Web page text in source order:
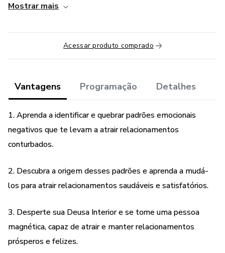
e próspero?
Você quer saber como deixar de lado todas as suas
você?
Então…Eu sei, você está realmente cansada de sair para
Cansada de ter que fazer joguinhos, se arrumar toda, se
fim das contas, não era como vc esperava ou não te
valorizou!
Aí você pensa:
Mostrar mais
Acessar produto comprado
Vantagens Programação Detalhes
1. Aprenda a identificar e quebrar padrões emocionais
negativos que te levam a atrair relacionamentos
conturbados.
2. Descubra a origem desses padrões e aprenda a mudá-
los para atrair relacionamentos saudáveis e satisfatórios.
3. Desperte sua Deusa Interior e se torne uma pessoa
magnética, capaz de atrair e manter relacionamentos
prósperos e felizes.